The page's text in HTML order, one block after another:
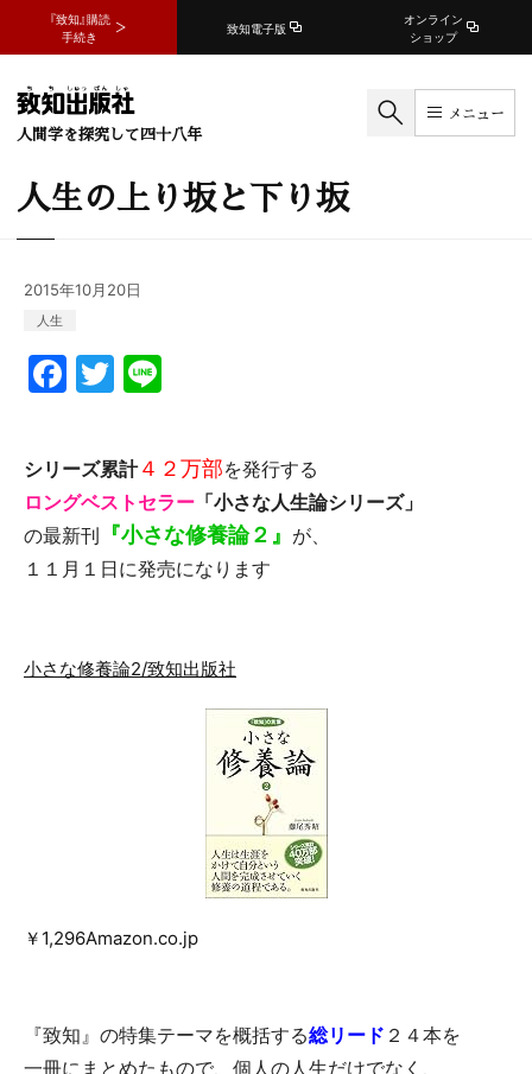
『致知』購読
手続き
致知電子版
オンライン
ショップ
人間学を探究して四十八年
メニュー
人生の上り坂と下り坂
2015年10月20日
人生
F
a
c
e
b
o
T
w
itt
er
e
シリーズ累計４２万部を発行する
ロングベストセラー 「小さな人生論シリーズ」
の最新刊
『小さな修養論２』
が、
１１月１日に発売になります
小さな修養論2/致知出版社
￥1,296Amazon.co.jp
『致知』の特集テーマを概括する総リード ２４本を
一冊にまとめたもので、個人の人生だけでなく、